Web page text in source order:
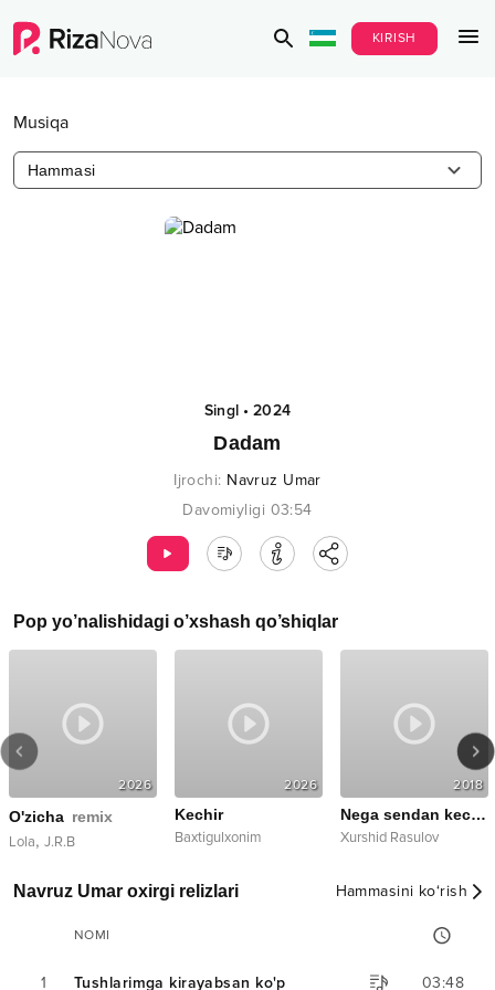
KIRISH
Musiqa
Hammasi
Singl•2024
Dadam
Ijrochi: Navruz Umar
Davomiyligi 03:54
Pop yo’nalishidagi o’xshash qo’shiqlar
2026
O'zicha remix
Lola, J.R.B
2026
Kechir
Baxtigulxonim
2018
Nega sendan kechib bo'lmaydi
Xurshid Rasulov
Navruz Umar oxirgi relizlari Hammasini ko‘rish
NOMI
1 Tushlarimga kirayabsan ko'p 03:48